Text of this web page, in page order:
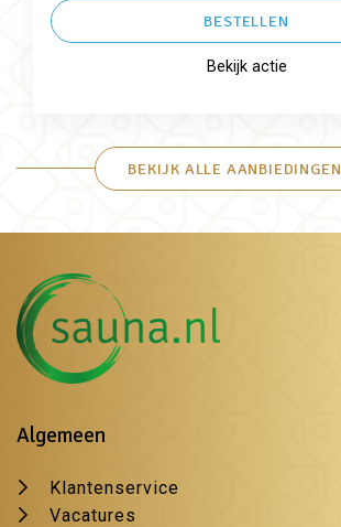
BESTELLEN
Bekijk actie
BEKIJK ALLE AANBIEDINGEN
Algemeen
Klantenservice
Vacatures